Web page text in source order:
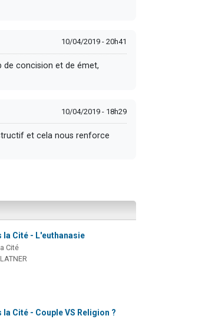
10/04/2019 - 20h41
de concision et de émet,
10/04/2019 - 18h29
et cela nous renforce
la Cité - L'euthanasie
Cité
la Cité - Couple VS Religion ?